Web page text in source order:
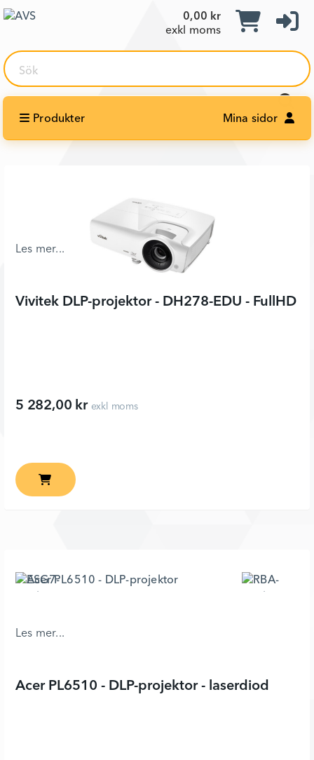
0,00 kr
exkl moms
Sök
Produkter Mina sidor
Vivitek DLP-projektor - DH278-EDU - FullHD
5 282,00 kr exkl moms
Acer PL6510 - DLP-projektor - laserdiod